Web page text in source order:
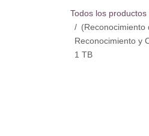
Todos los productos
(Reconocimiento
Reconocimiento y
1 TB